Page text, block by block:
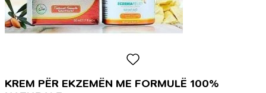
KREM PËR EKZEMËN ME FORMULË 100%